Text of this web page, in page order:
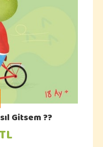
Gitsem ??